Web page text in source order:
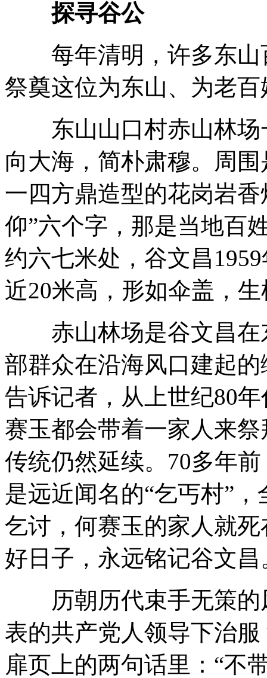
探寻谷公
每年清明，许多东山
祭奠这位为东山、为老
东山山口村赤山林场
向大海，简朴肃穆。周
一四方鼎造型的花岗岩
仰”六个字，那是当地百
约六七米处，谷文昌
近20米高，形如伞盖，
赤山林场是谷文昌在
部群众在沿海风口建起
告诉记者，从上世纪80
赛玉都会带着一家人来
传统仍然延续。70多年
是远近闻名的“乞丐村”
乞讨，何赛玉的家人就
好日子，永远铭记谷文
历朝历代束手无策的
表的共产党人领导下治
扉页上的两句话里：“不